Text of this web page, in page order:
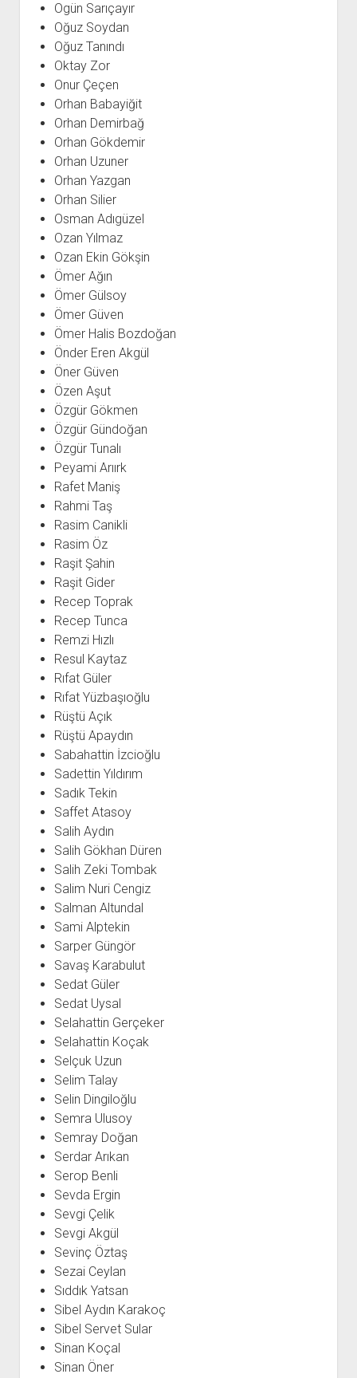
Ogün Sarıçayır
Oğuz Soydan
Oğuz Tanındı
Oktay Zor
Onur Çeçen
Orhan Babayiğit
Orhan Demirbağ
Orhan Gökdemir
Orhan Uzuner
Orhan Yazgan
Orhan Silier
Osman Adıgüzel
Ozan Yılmaz
Ozan Ekin Gökşin
Ömer Ağın
Ömer Gülsoy
Ömer Güven
Ömer Halis Bozdoğan
Önder Eren Akgül
Öner Güven
Özen Aşut
Özgür Gökmen
Özgür Gündoğan
Özgür Tunalı
Peyami Arıırk
Rafet Maniş
Rahmi Taş
Rasim Canikli
Rasim Öz
Raşit Şahin
Raşit Gider
Recep Toprak
Recep Tunca
Remzi Hızlı
Resul Kaytaz
Rıfat Güler
Rıfat Yüzbaşıoğlu
Rüştü Açık
Rüştü Apaydın
Sabahattin İzcioğlu
Sadettin Yıldırım
Sadık Tekin
Saffet Atasoy
Salih Aydın
Salih Gökhan Düren
Salih Zeki Tombak
Salim Nuri Cengiz
Salman Altundal
Sami Alptekin
Sarper Güngör
Savaş Karabulut
Sedat Güler
Sedat Uysal
Selahattin Gerçeker
Selahattin Koçak
Selçuk Uzun
Selim Talay
Selin Dingiloğlu
Semra Ulusoy
Semray Doğan
Serdar Arıkan
Serop Benli
Sevda Ergin
Sevgi Çelik
Sevgi Akgül
Sevinç Öztaş
Sezai Ceylan
Sıddık Yatsan
Sibel Aydın Karakoç
Sibel Servet Sular
Sinan Koçal
Sinan Öner